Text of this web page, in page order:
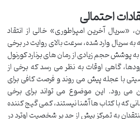
احتمالی
«سریال آخرین امپراطوری» خالی از انتقاد
سریال وارد شده، سرعت بالای روایت در برخی
پوشش حجم زیادی از رمان های برنارد کورنول
گاهی اوقات به نظر می رسد که برخی از
با عجله پیش می روند و فرصت کافی برای
می رود. این موضوع می تواند برای برخی
که با کتاب ها آشنا نیستند، کمی گیج کننده
به تمرکز بیش از حد بر شخصیت اوترد در